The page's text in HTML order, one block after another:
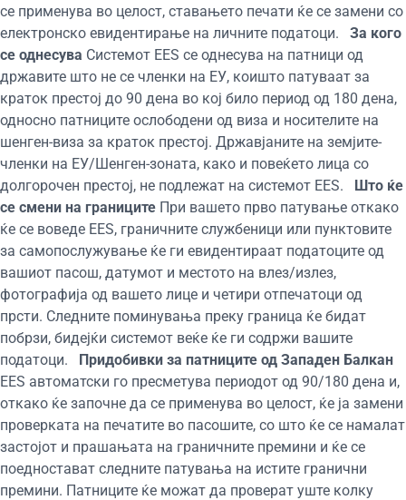
се применува во целост, ставањето печати ќе се замени со
електронско евидентирање на личните податоци. За кого
се однесува Системот EES се однесува на патници од
државите што не се членки на ЕУ, коишто патуваат за
краток престој до 90 дена во кој било период од 180 дена,
односно патниците ослободени од виза и носителите на
шенген-виза за краток престој. Државјаните на земјите-
членки на ЕУ/Шенген-зоната, како и повеќето лица со
долгорочен престој, не подлежат на системот EES. Што ќе
се смени на границите При вашето прво патување откако
ќе се воведе EES, граничните службеници или пунктовите
за самопослужување ќе ги евидентираат податоците од
вашиот пасош, датумот и местото на влез/излез,
фотографија од вашето лице и четири отпечатоци од
прсти. Следните поминувања преку граница ќе бидат
побрзи, бидејќи системот веќе ќе ги содржи вашите
податоци. Придобивки за патниците од Западен Балкан
EES автоматски го пресметува периодот од 90/180 дена и,
откако ќе започне да се применува во целост, ќе ја замени
проверката на печатите во пасошите, со што ќе се намалат
застојот и прашањата на граничните премини и ќе се
поедностават следните патувања на истите гранични
премини. Патниците ќе можат да проверат уште колку